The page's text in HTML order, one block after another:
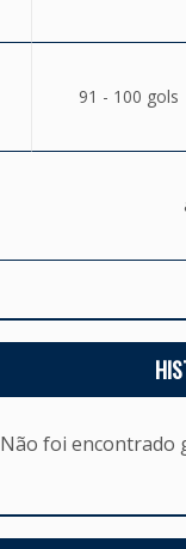
91 - 100 gols
Não foi encontrado